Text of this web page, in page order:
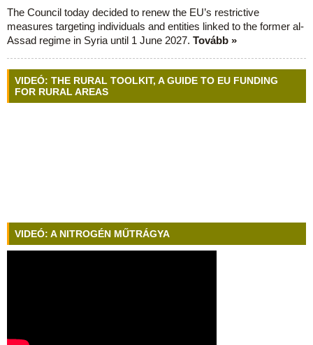
The Council today decided to renew the EU’s restrictive
measures targeting individuals and entities linked to the former al-
Assad regime in Syria until 1 June 2027. Tovább »
VIDEÓ: THE RURAL TOOLKIT, A GUIDE TO EU FUNDING
FOR RURAL AREAS
VIDEÓ: A NITROGÉN MŰTRÁGYA